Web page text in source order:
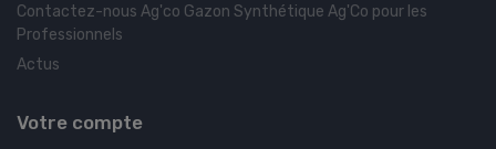
Contactez-nous Ag'co Gazon Synthétique Ag'Co pour les
Professionnels
Actus
Votre compte